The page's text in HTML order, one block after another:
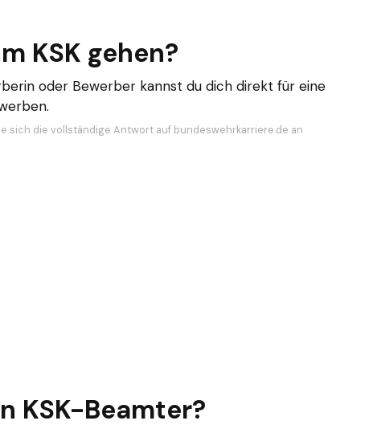
KSK gehen?
oder Bewerber kannst du dich direkt für eine
sich die vollständige Antwort auf bundeswehrkarriere.de an
KSK-Beamter?